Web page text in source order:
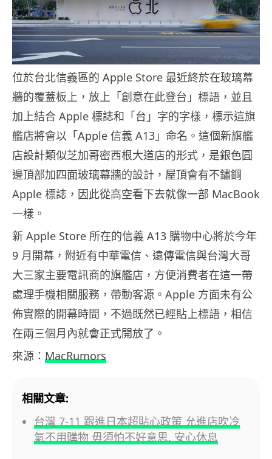
位於台北信義區的 Apple Store 最近終於在玻璃幕
牆的覆蓋板上，放上「創意在此登台」標語，並且
加上結合 Apple 標誌和「台」字的字樣，標示這旗
艦店將會以「Apple 信義 A13」命名。這個新旗艦
店設計類似芝加哥密西根大道店的形式，是銀色圓
邊頂部加四面玻璃幕牆的設計，屋頂會有不鏽鋼
Apple 標誌，因此從高空看下去就像一部 MacBook
一樣。
新 Apple Store 所在的信義 A13 購物中心將於今年
9 月開幕，附近有中華電信、遠傳電信與台灣大哥
大三家主要電訊商的旗艦店，方便消費者在這一帶
處理手機相關服務，帶動客源。Apple 方面未有公
佈實際的開幕時間，不過既然已經貼上標語，相信
在兩三個月內就會正式開放了。
來源： MacRumors
相關文章:
台灣 7-11 跟進日本超貼心政策 允進店吹冷
氣不用購物 毋須怕不好意思, 安心休息